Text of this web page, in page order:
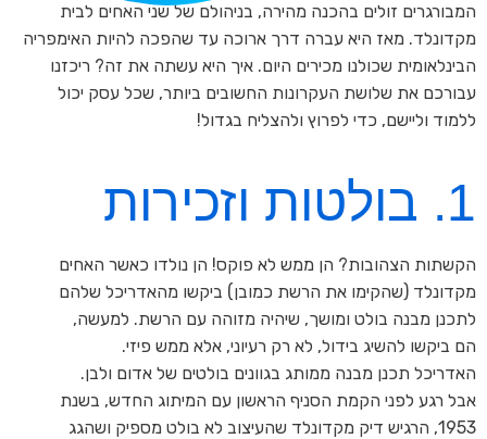
המבורגרים זולים בהכנה מהירה, בניהולם של שני האחים לבית
מקדונלד. מאז היא עברה דרך ארוכה עד שהפכה להיות האימפריה
הבינלאומית שכולנו מכירים היום. איך היא עשתה את זה? ריכזנו
עבורכם את שלושת העקרונות החשובים ביותר, שכל עסק יכול
ללמוד וליישם, כדי לפרוץ ולהצליח בגדול!
1. בולטות וזכירות
הקשתות הצהובות? הן ממש לא פוקס! הן נולדו כאשר האחים
מקדונלד (שהקימו את הרשת כמובן) ביקשו מהאדריכל שלהם
לתכנן מבנה בולט ומושך, שיהיה מזוהה עם הרשת. למעשה,
הם ביקשו להשיג בידול, לא רק רעיוני, אלא ממש פיזי.
האדריכל תכנן מבנה ממותג בגוונים בולטים של אדום ולבן.
אבל רגע לפני הקמת הסניף הראשון עם המיתוג החדש, בשנת
1953, הרגיש דיק מקדונלד שהעיצוב לא בולט מספיק ושהגג